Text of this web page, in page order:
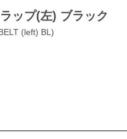
ップ(左) ブラック
(left) BL)